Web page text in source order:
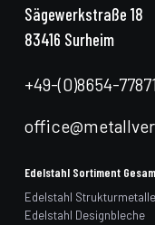
Sägewerkstraße 18
83416 Surheim
+49-(0)8654-
Edelstahl Sortiment
Edelstahl Strukturmetalle
Edelstahl Designbleche